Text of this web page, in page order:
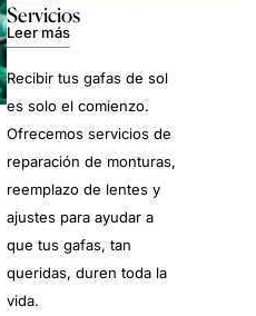
Servicios
Leer más
Recibir tus gafas de sol
es solo el comienzo.
Ofrecemos servicios de
reparación de monturas,
reemplazo de lentes y
ajustes para ayudar a
que tus gafas, tan
queridas, duren toda la
vida.